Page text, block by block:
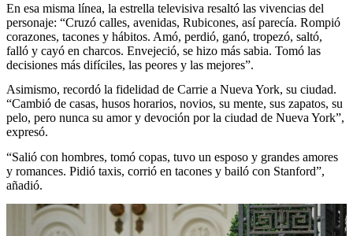
En esa misma línea, la estrella televisiva resaltó las vivencias del
personaje: “Cruzó calles, avenidas, Rubicones, así parecía. Rompió
corazones, tacones y hábitos. Amó, perdió, ganó, tropezó, saltó,
falló y cayó en charcos. Envejeció, se hizo más sabia. Tomó las
decisiones más difíciles, las peores y las mejores”.
Asimismo, recordó la fidelidad de Carrie a Nueva York, su ciudad.
“Cambió de casas, husos horarios, novios, su mente, sus zapatos, su
pelo, pero nunca su amor y devoción por la ciudad de Nueva York”,
expresó.
“Salió con hombres, tomó copas, tuvo un esposo y grandes amores
y romances. Pidió taxis, corrió en tacones y bailó con Stanford”,
añadió.